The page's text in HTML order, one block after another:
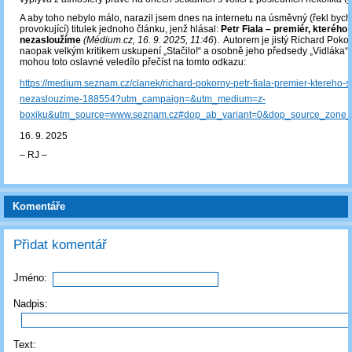
A aby toho nebylo málo, narazil jsem dnes na internetu na úsměvný (řekl
provokující) titulek jednoho článku, jenž hlásal: Petr Fiala – premiér, kterého
nezasloužíme (Médium.cz, 16. 9. 2025, 11:46). Autorem je jistý Richard
naopak velkým kritikem uskupení „Stačilo!“ a osobně jeho předsedy
mohou toto oslavné veledílo přečíst na tomto odkazu:
https://medium.seznam.cz/clanek/richard-pokorny-petr-fiala-premier-ktereho-
nezaslouzime-188554?utm_campaign=&utm_medium=z-
16. 9. 2025
‒ RJ ‒
Komentáře
Přidat komentář
Jméno:
Nadpis:
Text: